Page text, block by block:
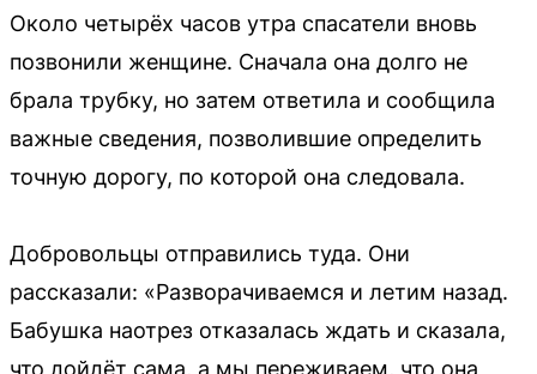
Около четырёх часов утра спасатели вновь
позвонили женщине. Сначала она долго не
брала трубку, но затем ответила и сообщила
важные сведения, позволившие определить
точную дорогу, по которой она следовала.
Добровольцы отправились туда. Они
рассказали: «Разворачиваемся и летим назад.
Бабушка наотрез отказалась ждать и сказала,
что дойдёт сама, а мы переживаем, что она